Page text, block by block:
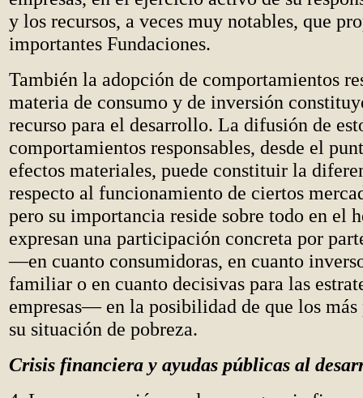
y los recursos, a veces muy notables, que
importantes Fundaciones.
También la adopción de comportamientos
materia de consumo y de inversión
recurso para el desarrollo. La difusión de
comportamientos responsables, desde el
efectos materiales, puede constituir la
respecto al funcionamiento de ciertos
pero su importancia reside sobre todo en el
expresan una participación concreta por
—en cuanto consumidoras, en cuanto
familiar o en cuanto decisivas para las
empresas— en la posibilidad de que los más
su situación de pobreza.
Crisis financiera y ayudas públicas al